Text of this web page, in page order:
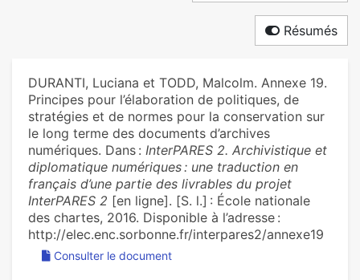
Résumés
DURANTI, Luciana et TODD, Malcolm. Annexe 19.
Principes pour l’élaboration de politiques, de
stratégies et de normes pour la conservation sur
le long terme des documents d’archives
numériques. Dans : InterPARES 2. Archivistique et
diplomatique numériques : une traduction en
français d’une partie des livrables du projet
InterPARES 2 [en ligne]. [S. l.] : École nationale
des chartes, 2016. Disponible à l’adresse :
http://elec.enc.sorbonne.fr/interpares2/annexe19
Consulter le document